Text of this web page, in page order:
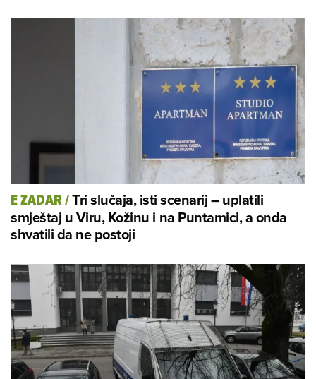
E ZADAR/Tri slučaja, isti scenarij – uplatili
smještaj u Viru, Kožinu i na Puntamici, a onda
shvatili da ne postoji